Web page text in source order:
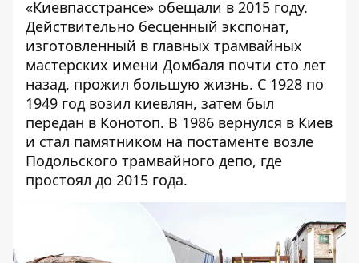
«Киевпасстрансе» обещали в 2015 году.
Действительно бесценный экспонат,
изготовленный в главных трамвайных
мастерских имени Домбаля почти сто лет
назад, прожил большую жизнь. С 1928 по
1949 год возил киевлян, затем был
передан в Конотоп. В 1986 вернулся в Киев
и стал памятником на постаменте возле
Подольского трамвайного депо, где
простоял до 2015 года.